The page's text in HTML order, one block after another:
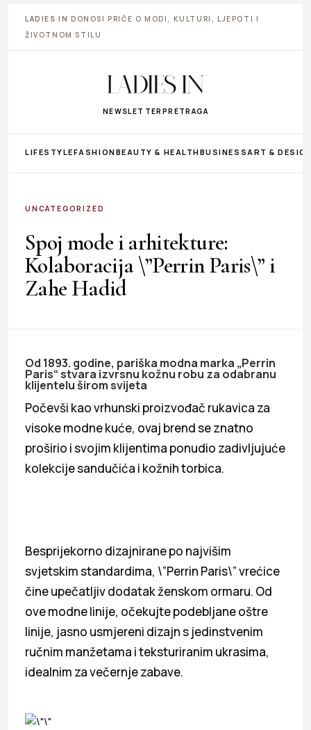
LADIES IN DONOSI PRIČE O MODI, KULTURI, LJEPOTI I
ŽIVOTNOM STILU
NEWSLETTER PRETRAGA
LIFESTYLEFASHIONBEAUTY & HEALTHBUSINESS ART &
UNCATEGORIZED
Spoj mode i arhitekture:
Kolaboracija \”Perrin Paris\” i
Zahe Hadid
Od 1893. godine, pariška modna marka „Perrin
Paris“ stvara izvrsnu kožnu robu za odabranu
klijentelu širom svijeta
Počevši kao vrhunski proizvođač rukavica za
visoke modne kuće, ovaj brend se znatno
proširio i svojim klijentima ponudio zadivljujuće
kolekcije sandučića i kožnih torbica.
Besprijekorno dizajnirane po najvišim
svjetskim standardima, \”Perrin Paris\” vrećice
čine upečatljiv dodatak ženskom ormaru. Od
ove modne linije, očekujte podebljane oštre
linije, jasno usmjereni dizajn s jedinstvenim
ručnim manžetama i teksturiranim ukrasima,
idealnim za večernje zabave.